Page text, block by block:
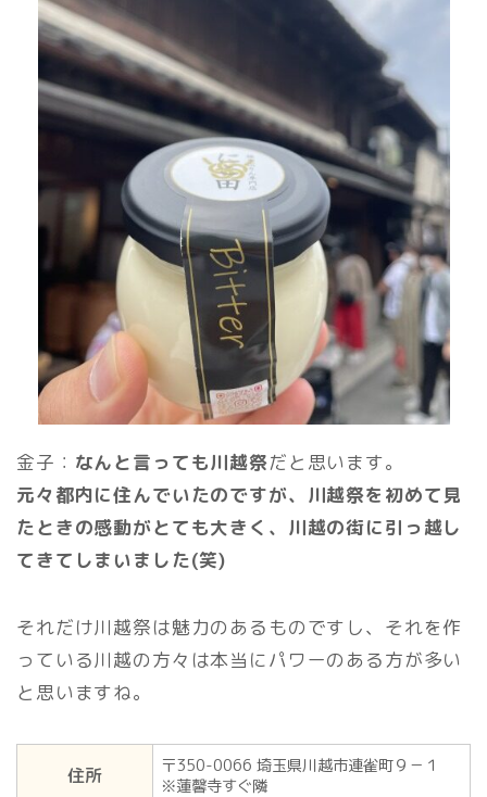
金子： なんと言っても川越祭だと思います。
元々都内に住んでいたのですが、川越祭を初めて見
たときの感動がとても大きく、川越の街に引っ越し
てきてしまいました(笑)
それだけ川越祭は魅力のあるものですし、それを作
っている川越の方々は本当にパワーのある方が多い
と思いますね。
住所
〒350-0066 埼玉県川越市連雀町９－１
※蓮馨寺すぐ隣